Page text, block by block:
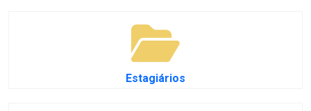
Estagiários